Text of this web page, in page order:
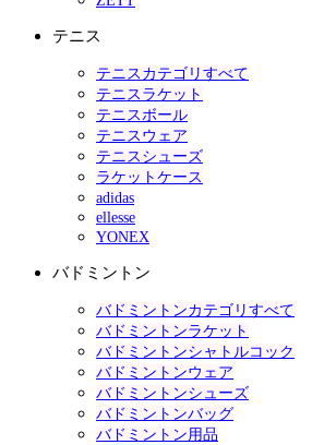
テニス
テニスカテゴリすべて
テニスラケット
テニスボール
テニスウェア
テニスシューズ
ラケットケース
adidas
ellesse
YONEX
バドミントン
バドミントンカテゴリすべて
バドミントンラケット
バドミントンシャトルコック
バドミントンウェア
バドミントンシューズ
バドミントンバッグ
バドミントン用品